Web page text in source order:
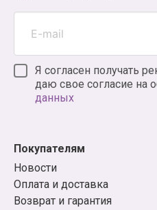
Я согласен получать
даю свое согласие на
данных
Покупателям
Новости
Оплата и доставка
Возврат и гарантия